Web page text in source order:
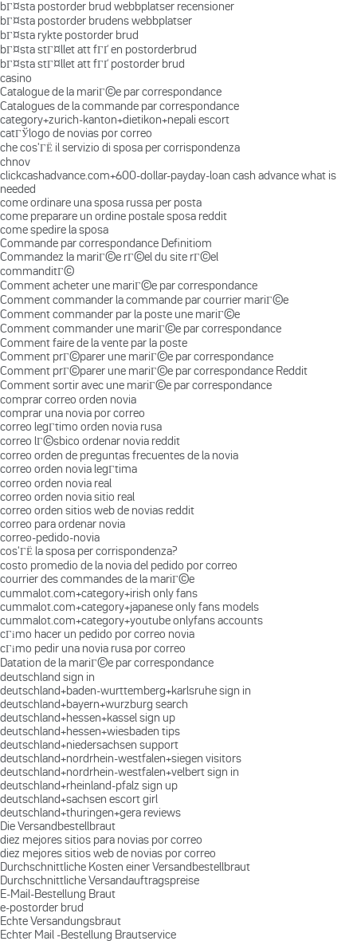
bГ¤sta postorder brud webbplatser recensioner
bГ¤sta postorder brudens webbplatser
bГ¤sta rykte postorder brud
bГ¤sta stГ¤llet att fГҐ en postorderbrud
bГ¤sta stГ¤llet att fГҐ postorder brud
casino
Catalogue de la mariГ©e par correspondance
Catalogues de la commande par correspondance
category+zurich-kanton+dietikon+nepali escort
catГЎlogo de novias por correo
che cos'ГЁ il servizio di sposa per corrispondenza
chnov
clickcashadvance.com+600-dollar-payday-loan cash advance what is
needed
come ordinare una sposa russa per posta
come preparare un ordine postale sposa reddit
come spedire la sposa
Commande par correspondance Definitiom
Commandez la mariГ©e rГ©el du site rГ©el
commanditГ©
Comment acheter une mariГ©e par correspondance
Comment commander la commande par courrier mariГ©e
Comment commander par la poste une mariГ©e
Comment commander une mariГ©e par correspondance
Comment faire de la vente par la poste
Comment prГ©parer une mariГ©e par correspondance
Comment prГ©parer une mariГ©e par correspondance Reddit
Comment sortir avec une mariГ©e par correspondance
comprar correo orden novia
comprar una novia por correo
correo legГ­timo orden novia rusa
correo lГ©sbico ordenar novia reddit
correo orden de preguntas frecuentes de la novia
correo orden novia legГ­tima
correo orden novia real
correo orden novia sitio real
correo orden sitios web de novias reddit
correo para ordenar novia
correo-pedido-novia
cos'ГЁ la sposa per corrispondenza?
costo promedio de la novia del pedido por correo
courrier des commandes de la mariГ©e
cummalot.com+category+irish only fans
cummalot.com+category+japanese only fans models
cummalot.com+category+youtube onlyfans accounts
cГіmo hacer un pedido por correo novia
cГіmo pedir una novia rusa por correo
Datation de la mariГ©e par correspondance
deutschland sign in
deutschland+baden-wurttemberg+karlsruhe sign in
deutschland+bayern+wurzburg search
deutschland+hessen+kassel sign up
deutschland+hessen+wiesbaden tips
deutschland+niedersachsen support
deutschland+nordrhein-westfalen+siegen visitors
deutschland+nordrhein-westfalen+velbert sign in
deutschland+rheinland-pfalz sign up
deutschland+sachsen escort girl
deutschland+thuringen+gera reviews
Die Versandbestellbraut
diez mejores sitios para novias por correo
diez mejores sitios web de novias por correo
Durchschnittliche Kosten einer Versandbestellbraut
Durchschnittliche Versandauftragspreise
E-Mail-Bestellung Braut
e-postorder brud
Echte Versandungsbraut
Echter Mail -Bestellung Brautservice